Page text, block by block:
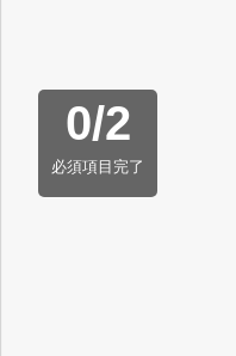
0/2
必須項目完了